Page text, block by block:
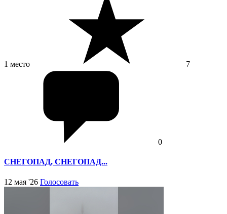
1 место 7
0
СНЕГОПАД, СНЕГОПАД...
12 мая '26 Голосовать